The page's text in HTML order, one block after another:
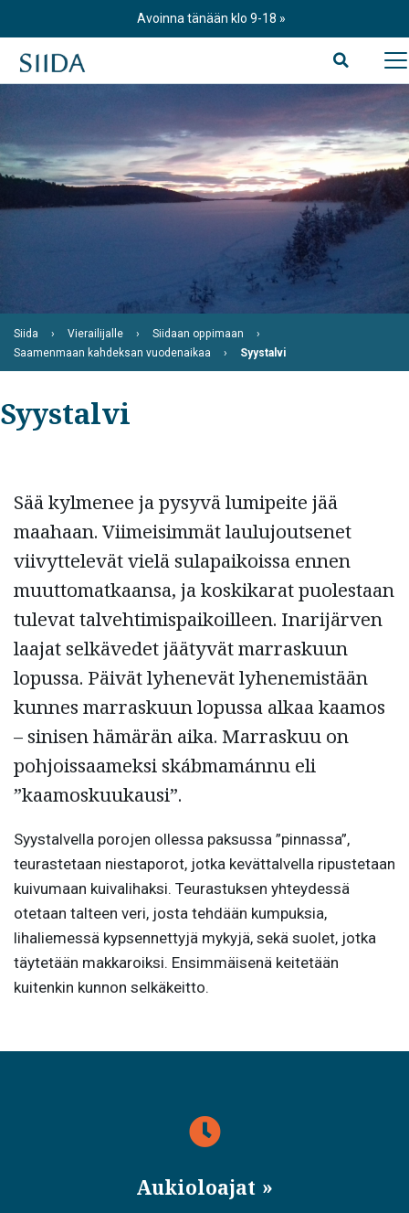
Avoinna tänään klo 9-18
Siida Vierailijalle
Siidaan oppimaan
Saamenmaan kahdeksan vuodenaikaa
Syystalvi
Syystalvi
Sää kylmenee ja pysyvä lumipeite jää
maahaan. Viimeisimmät laulujoutsenet
viivyttelevät vielä sulapaikoissa ennen
muuttomatkaansa, ja koskikarat puolestaan
tulevat talvehtimispaikoilleen. Inarijärven
laajat selkävedet jäätyvät marraskuun
lopussa. Päivät lyhenevät lyhenemistään
kunnes marraskuun lopussa alkaa kaamos
– sinisen hämärän aika. Marraskuu on
pohjoissaameksi skábmamánnu eli
”kaamoskuukausi”.
Syystalvella porojen ollessa paksussa ”pinnassa”,
teurastetaan niestaporot, jotka kevättalvella ripustetaan
kuivumaan kuivalihaksi. Teurastuksen yhteydessä
otetaan talteen veri, josta tehdään kumpuksia,
lihaliemessä kypsennettyjä mykyjä, sekä suolet, jotka
täytetään makkaroiksi. Ensimmäisenä keitetään
kuitenkin kunnon selkäkeitto.
Aukioloajat